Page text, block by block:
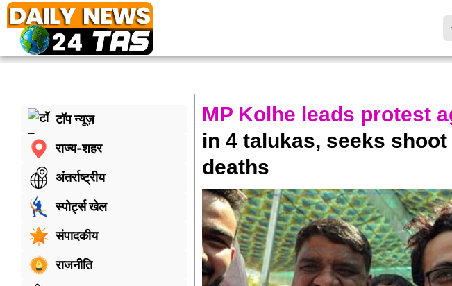
टॉप न्यूज़
राज्य-शहर
अंतर्राष्ट्रीय
स्पोर्ट्स खेल
संपादकीय
राजनीति
MP Kolhe leads protest
in 4 talukas, seeks
deaths